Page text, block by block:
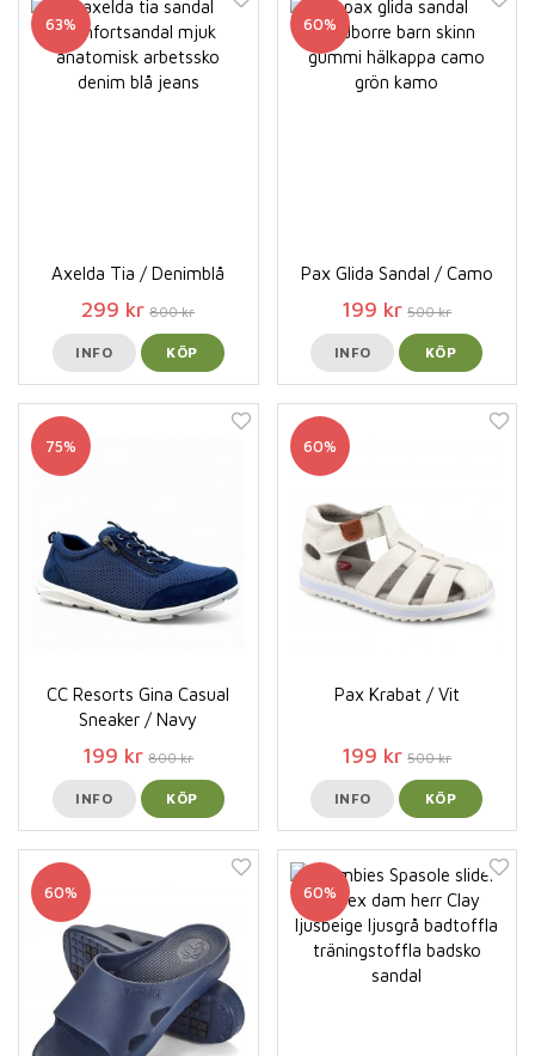
63%
Axelda Tia / Denimblå
299 kr 800 kr
INFO KÖP
60%
Pax Glida Sandal / Camo
199 kr 500 kr
INFO KÖP
75%
CC Resorts Gina Casual
Sneaker / Navy
199 kr 800 kr
INFO KÖP
60%
Pax Krabat / Vit
199 kr 500 kr
INFO KÖP
60% 60%